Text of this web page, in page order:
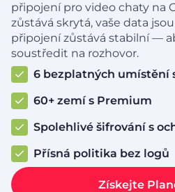
připojení pro video chaty na
zůstává skrytá, vaše data
připojení zůstává stabilní —
soustředit na rozhovor.
6 bezplatných umístění
60+ zemí s Premium
Spolehlivé šifrování s
Přísná politika bez logů
Získejte